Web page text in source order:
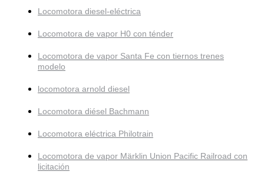
Locomotora diesel-eléctrica
Locomotora de vapor H0 con ténder
Locomotora de vapor Santa Fe con tiernos trenes
modelo
locomotora arnold diesel
Locomotora diésel Bachmann
Locomotora eléctrica Philotrain
Locomotora de vapor Märklin Union Pacific Railroad con
licitación